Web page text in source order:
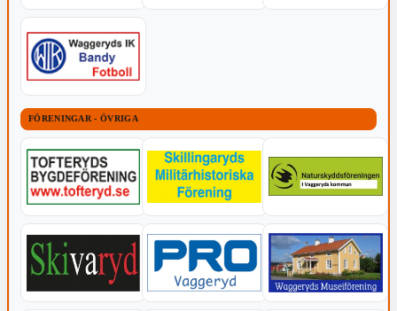
FÖRENINGAR - ÖVRIGA